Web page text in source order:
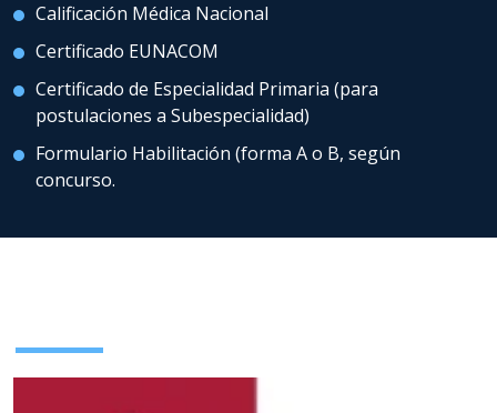
Calificación Médica Nacional
Certificado EUNACOM
Certificado de Especialidad Primaria (para
postulaciones a Subespecialidad)
Formulario Habilitación (forma A o B, según
concurso.